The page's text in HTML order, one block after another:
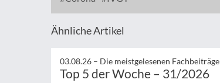
Ähnliche Artikel
03.08.26 – Die meistgelesenen Fachbeiträge
Top 5 der Woche – 31/2026